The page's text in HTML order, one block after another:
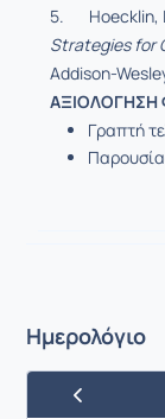
5. Hoecklin,
Strategies for
Addison-
ΑΞΙΟΛΟΓΗΣΗ
Γραπτή
Ημερολόγιο